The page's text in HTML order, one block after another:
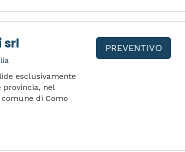
srl
esclusivamente
provincia, nel
di Como
PREVENTIVO